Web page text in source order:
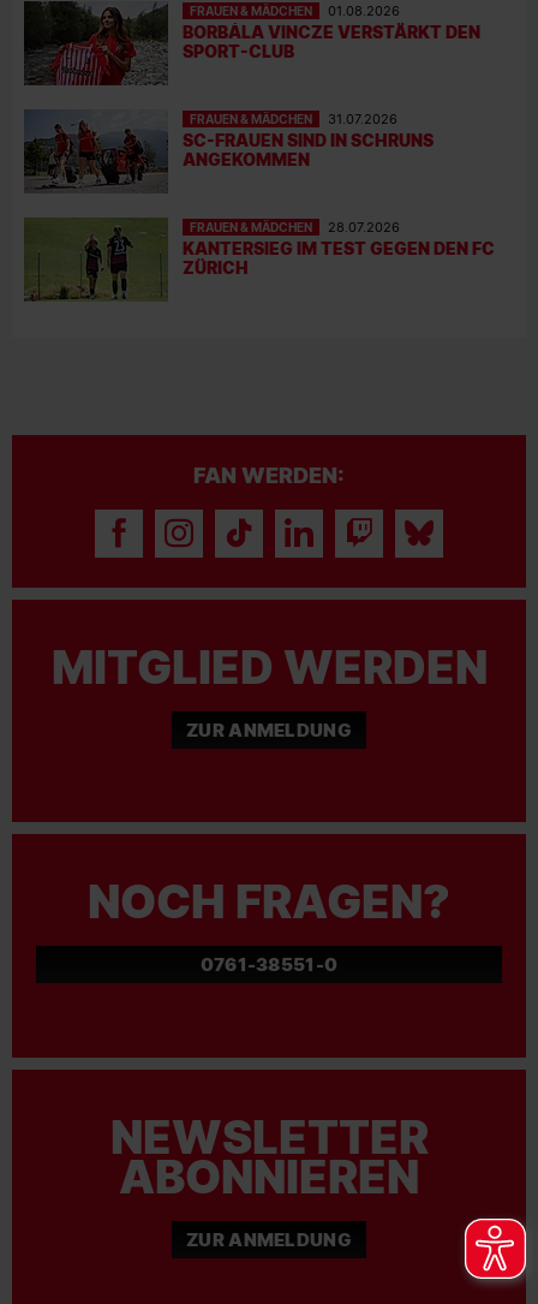
FRAUEN & MÄDCHEN 01.08.2026
BORBÁLA VINCZE VERSTÄRKT DEN
SPORT-CLUB
FRAUEN & MÄDCHEN 31.07.2026
SC-FRAUEN SIND IN SCHRUNS
ANGEKOMMEN
FRAUEN & MÄDCHEN 28.07.2026
KANTERSIEG IM TEST GEGEN DEN FC
ZÜRICH
FAN WERDEN:
MITGLIED WERDEN
ZUR ANMELDUNG
NOCH FRAGEN?
0761-38551-0
NEWSLETTER
ABONNIEREN
ZUR ANMELDUNG